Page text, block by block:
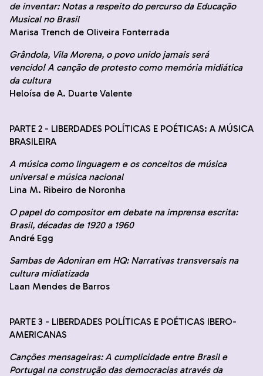
de inventar: Notas a respeito do percurso da Educação
Musical no Brasil
Marisa Trench de Oliveira Fonterrada
Grândola, Vila Morena, o povo unido jamais será
vencido! A canção de protesto como memória midiática
da cultura
Heloísa de A. Duarte Valente
PARTE 2 - LIBERDADES POLÍTICAS E POÉTICAS: A MÚSICA
BRASILEIRA
A música como linguagem e os conceitos de música
universal e música nacional
Lina M. Ribeiro de Noronha
O papel do compositor em debate na imprensa escrita:
Brasil, décadas de 1920 a 1960
André Egg
Sambas de Adoniran em HQ: Narrativas transversais na
cultura midiatizada
Laan Mendes de Barros
PARTE 3 - LIBERDADES POLÍTICAS E POÉTICAS IBERO-
AMERICANAS
Canções mensageiras: A cumplicidade entre Brasil e
Portugal na construção das democracias através da